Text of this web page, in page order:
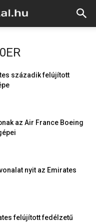
századik felújított
az Air France Boeing
nyit az Emirates
felújított fedélzetű